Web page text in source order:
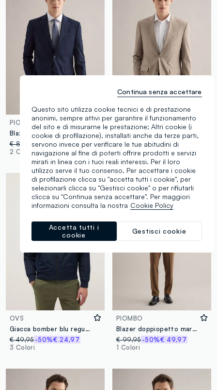
PIOMBO
Blazer monopetto blu regular fit
€ 89,95-50%€ 44,97
2 Colori
PIOMBO
Giacca in misto viscosa beige a quadri slim fit con revers
€ 89,95 -50%€ 44,97
1 Colori
OVS
Giacca bomber blu regular fit con zip
€ 49,95-50%€ 24,97
3 Colori
PIOMBO
Blazer doppiopetto marrone slim fit
€ 99,95 -50%€ 49,97
1 Colori
Questo sito utilizza cookie tecnici e di prestazione
anonimi, sempre attivi per garantire il funzionamento
del sito e di misurarne le prestazione; Altri cookie (i
cookie di profilazione), installati anche da terze parti,
servono invece per verificare le tue abitudini di
navigazione al fine di poterti offrire prodotti e servizi
mirati in linea con i tuoi reali interessi. Per il loro
utilizzo serve il tuo consenso. Per accettare i cookie
di profilazione clicca su "accetta tutti i cookie", per
selezionarli clicca su "Gestisci cookie" o per rifiutarli
clicca su "Continua senza accettare". Per maggiori
informazioni consulta la nostra Cookie Policy
Gestisci cookie
Accetta tutti i
cookie
Continua senza accettare